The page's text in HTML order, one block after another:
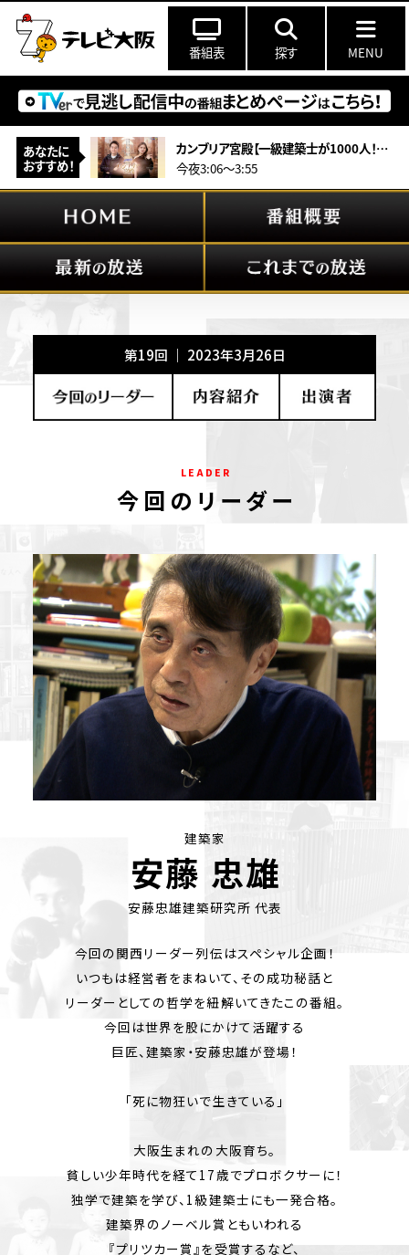
番組表 探す MENU
あなたに
おすすめ！
カンブリア宮殿【一級建築士が1000人！日本最大の建築家集団「日建設計」の全貌】
今夜3:06～3:55
第19回 ｜ 2023年3月26日
L E A D E R
今 回 の リ ー ダ ー
建築家
安藤 忠雄
安藤忠雄建築研究所 代表
今回の関西リーダー列伝はスペシャル企画！
いつもは経営者をまねいて、その成功秘話と
リーダーとしての哲学を紐解いてきたこの番組。
今回は世界を股にかけて活躍する
巨匠、建築家・安藤忠雄が登場！
「死に物狂いで生きている」
大阪生まれの大阪育ち。
貧しい少年時代を経て17歳でプロボクサーに！
独学で建築を学び、1級建築士にも一発合格。
建築界のノーベル賞ともいわれる
『プリツカー賞』を受賞するなど、